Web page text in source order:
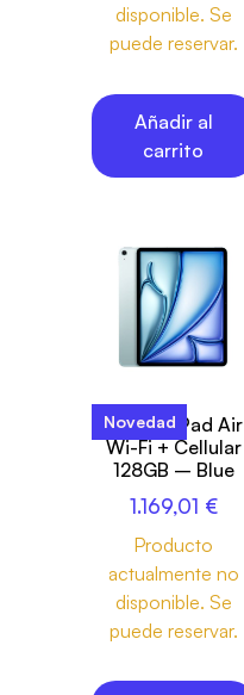
disponible. Se
puede reservar.
Añadir al
carrito
Novedad
13-inch iPad Air
Wi-Fi + Cellular
128GB – Blue
1.169,01 €
Producto
actualmente no
disponible. Se
puede reservar.